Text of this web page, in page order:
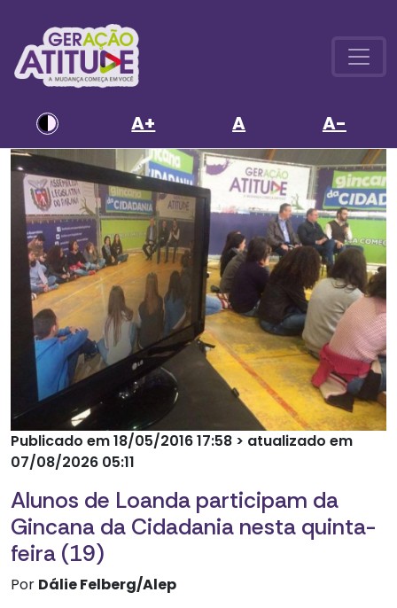
A+ A A-
Publicado em 18/05/2016 17:58 > atualizado em
07/08/2026 05:11
Alunos de Loanda participam da
Gincana da Cidadania nesta quinta-
feira (19)
Por Dálie Felberg/Alep